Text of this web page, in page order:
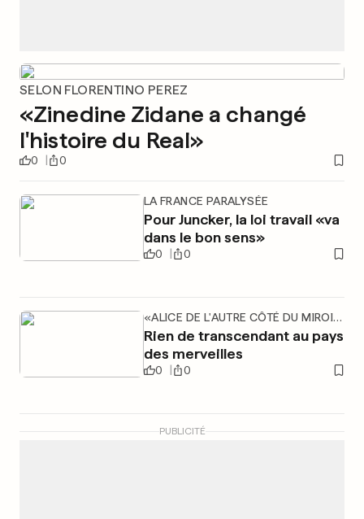
SELON FLORENTINO PEREZ
«Zinedine Zidane a changé
l'histoire du Real»
0 0
LA FRANCE PARALYSÉE
Pour Juncker, la loi travail «va
dans le bon sens»
0 0
«ALICE DE L'AUTRE CÔTÉ DU MIROIR»
Rien de transcendant au pays
des merveilles
0 0
PUBLICITÉ